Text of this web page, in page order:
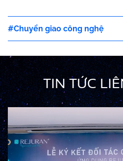
Chuyển giao công nghệ
TIN TỨC